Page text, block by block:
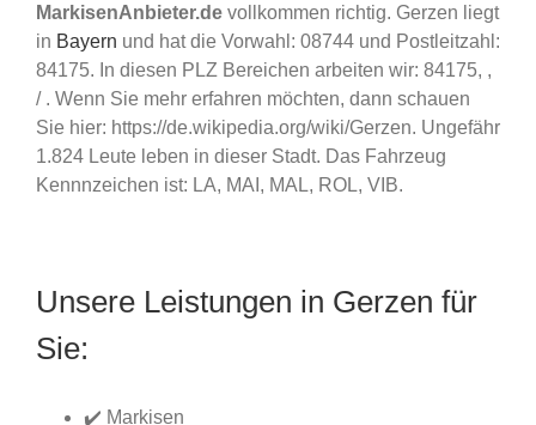
MarkisenAnbieter.de vollkommen richtig. Gerzen liegt
in Bayern und hat die Vorwahl: 08744 und Postleitzahl:
84175. In diesen PLZ Bereichen arbeiten wir: 84175, ,
/ . Wenn Sie mehr erfahren möchten, dann schauen
Sie hier: https://de.wikipedia.org/wiki/Gerzen. Ungefähr
1.824 Leute leben in dieser Stadt. Das Fahrzeug
Kennnzeichen ist: LA, MAI, MAL, ROL, VIB.
Unsere Leistungen in Gerzen für
Sie:
✔️ Markisen